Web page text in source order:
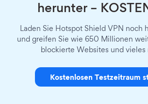
herunter –
Laden Sie Hotspot Shield VPN noch
und greifen Sie wie 650 Millionen
blockierte Websites und vieles
Kostenlosen Testzeitraum